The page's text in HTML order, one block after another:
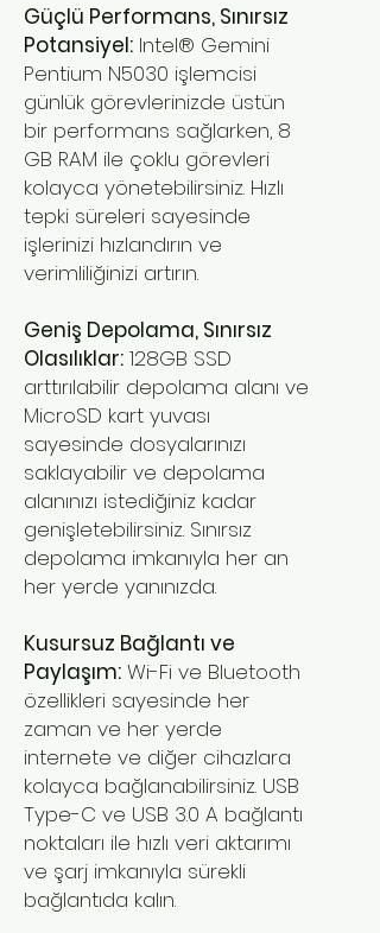
Güçlü Performans, Sınırsız
Potansiyel: Intel® Gemini
Pentium N5030 işlemcisi
günlük görevlerinizde üstün
bir performans sağlarken, 8
GB RAM ile çoklu görevleri
kolayca yönetebilirsiniz. Hızlı
tepki süreleri sayesinde
işlerinizi hızlandırın ve
verimliliğinizi artırın.
Geniş Depolama, Sınırsız
Olasılıklar: 128GB SSD
arttırılabilir depolama alanı ve
MicroSD kart yuvası
sayesinde dosyalarınızı
saklayabilir ve depolama
alanınızı istediğiniz kadar
genişletebilirsiniz. Sınırsız
depolama imkanıyla her an
her yerde yanınızda.
Kusursuz Bağlantı ve
Paylaşım: Wi-Fi ve Bluetooth
özellikleri sayesinde her
zaman ve her yerde
internete ve diğer cihazlara
kolayca bağlanabilirsiniz. USB
Type-C ve USB 3.0 A bağlantı
noktaları ile hızlı veri aktarımı
ve şarj imkanıyla sürekli
bağlantıda kalın.